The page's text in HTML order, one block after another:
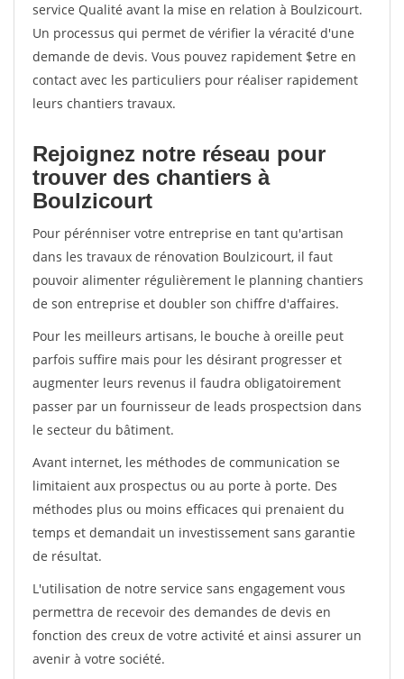
service Qualité avant la mise en relation à Boulzicourt.
Un processus qui permet de vérifier la véracité d'une
demande de devis. Vous pouvez rapidement $etre en
contact avec les particuliers pour réaliser rapidement
leurs chantiers travaux.
Rejoignez notre réseau pour
trouver des chantiers à
Boulzicourt
Pour pérénniser votre entreprise en tant qu'artisan
dans les travaux de rénovation Boulzicourt, il faut
pouvoir alimenter régulièrement le planning chantiers
de son entreprise et doubler son chiffre d'affaires.
Pour les meilleurs artisans, le bouche à oreille peut
parfois suffire mais pour les désirant progresser et
augmenter leurs revenus il faudra obligatoirement
passer par un fournisseur de leads prospectsion dans
le secteur du bâtiment.
Avant internet, les méthodes de communication se
limitaient aux prospectus ou au porte à porte. Des
méthodes plus ou moins efficaces qui prenaient du
temps et demandait un investissement sans garantie
de résultat.
L'utilisation de notre service sans engagement vous
permettra de recevoir des demandes de devis en
fonction des creux de votre activité et ainsi assurer un
avenir à votre société.